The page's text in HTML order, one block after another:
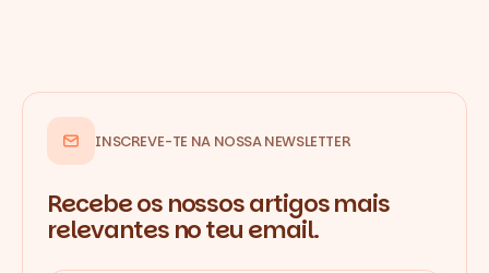
INSCREVE-TE NA NOSSA NEWSLETTER
Recebe os nossos artigos mais
relevantes no teu email.